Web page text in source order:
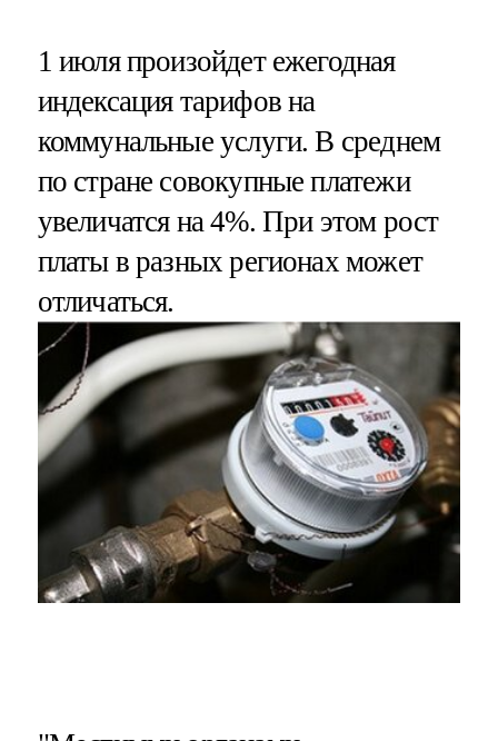
1 июля произойдет ежегодная
индексация тарифов на
коммунальные услуги. В среднем
по стране совокупные платежи
увеличатся на 4%. При этом рост
платы в разных регионах может
отличаться.